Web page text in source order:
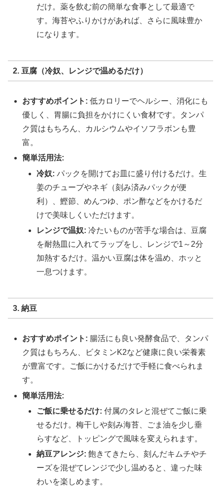
だけ。薬を飲む前の簡単な食事として最適で
す。海苔やふりかけがあれば、さらに風味豊か
になります。
2. 豆腐（冷奴、レンジで温めるだけ）
おすすめポイント: 低カロリーでヘルシー、消化にも
優しく、胃腸に負担をかけにくい食材です。タンパ
ク質はもちろん、カルシウムやイソフラボンも豊
富。
簡単活用法:
冷奴: パックを開けてお皿に盛り付けるだけ。生
姜のチューブやネギ（刻み済みパックが便
利）、鰹節、めんつゆ、ポン酢などをかけるだ
けで美味しくいただけます。
レンジで温奴: 冷たいものが苦手な場合は、豆腐
を耐熱皿に入れてラップをし、レンジで1～2分
加熱するだけ。温かい豆腐は体を温め、ホッと
一息つけます。
3. 納豆
おすすめポイント: 腸活にも良い発酵食品で、タンパ
ク質はもちろん、ビタミンK2など健康に良い栄養素
が豊富です。ご飯にかけるだけで手軽に食べられま
す。
簡単活用法:
ご飯に乗せるだけ: 付属のタレと混ぜてご飯に乗
せるだけ。梅干しや刻み海苔、ごま油を少し垂
らすなど、トッピングで風味を変えられます。
納豆アレンジ: 飽きてきたら、刻んだキムチやチ
ーズを混ぜてレンジで少し温めると、違った味
わいを楽しめます。